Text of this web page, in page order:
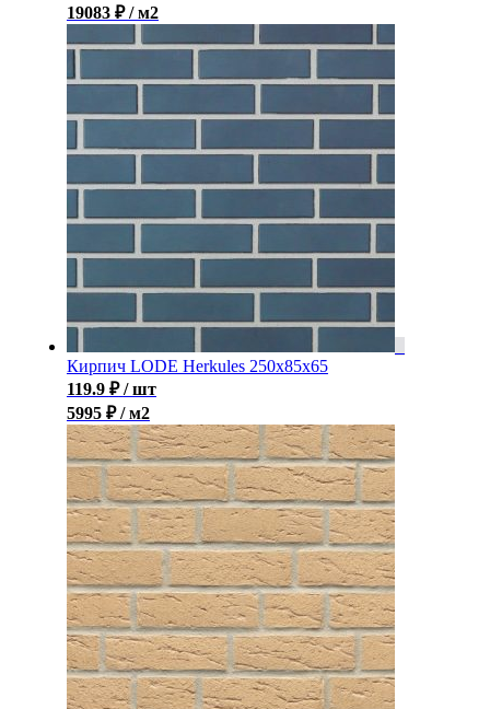
19083 ₽ / м2
Кирпич LODE Herkules 250x85x65
119.9 ₽ / шт
5995 ₽ / м2